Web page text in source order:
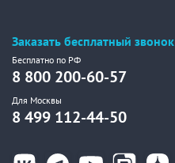
Заказать бесплатный звонок
Бесплатно по РФ
8 800 200-60-57
Для Москвы
8 499 112-44-50